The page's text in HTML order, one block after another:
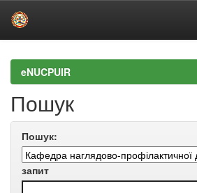
navigationeNUCPUIR
Пошук
Пошук:
запит